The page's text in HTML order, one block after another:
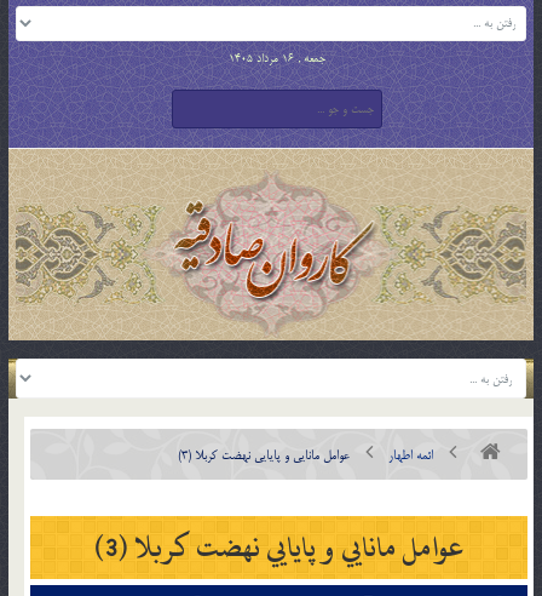
جمعه , 16 مرداد 1405
ائمه اطهار عوامل مانايي و پايايي نهضت کربلا (3)
عوامل مانايي و پايايي نهضت کربلا (3)